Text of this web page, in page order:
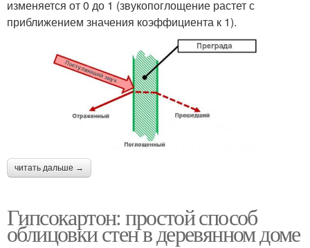
изменяется от 0 до 1 (звукопоглощение растет с
приближением значения коэффициента к 1).
читать дальше →
Гипсокартон: простой способ
облицовки стен в деревянном доме